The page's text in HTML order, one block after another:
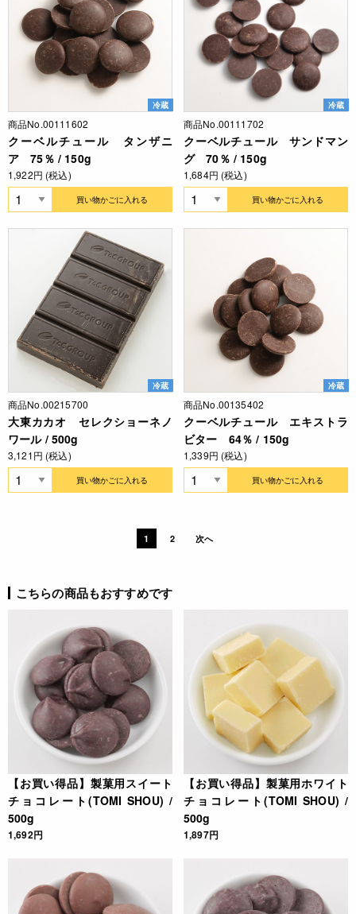
冷蔵
商品No.00111602
クーベルチュール タンザニ
ア 75％ / 150g
1,922円 (税込)
買い物かごに入れる
冷蔵
商品No.00111702
クーベルチュール サンドマン
グ 70％ / 150g
1,684円 (税込)
買い物かごに入れる
冷蔵
商品No.00215700
大東カカオ セレクショーネノ
ワール / 500g
3,121円 (税込)
買い物かごに入れる
冷蔵
商品No.00135402
クーベルチュール エキストラ
ビター 64％ / 150g
1,339円 (税込)
買い物かごに入れる
1 2 次へ
こちらの商品もおすすめです
【お買い得品】製菓用スイート
チョコレート(TOMI SHOU) /
500g
1,692円
【お買い得品】製菓用ホワイト
チョコレート(TOMI SHOU) /
500g
1,897円